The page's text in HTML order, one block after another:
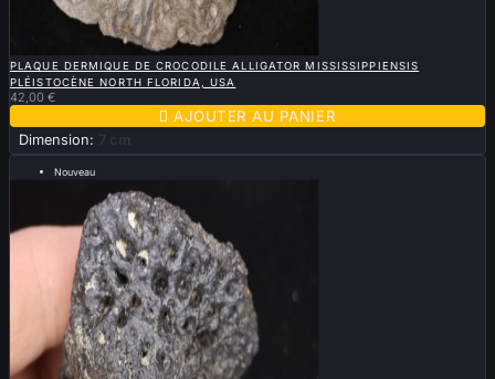
APERÇU RAPIDE
PLAQUE DERMIQUE DE CROCODILE ALLIGATOR MISSISSIPPIENSIS
PLÉISTOCÈNE NORTH FLORIDA, USA
42,00 €
 AJOUTER AU PANIER
Dimension: 7 cm
Nouveau